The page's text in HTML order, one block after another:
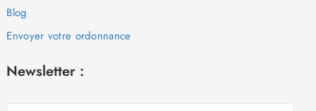
Blog
Envoyer votre ordonnance
Newsletter :